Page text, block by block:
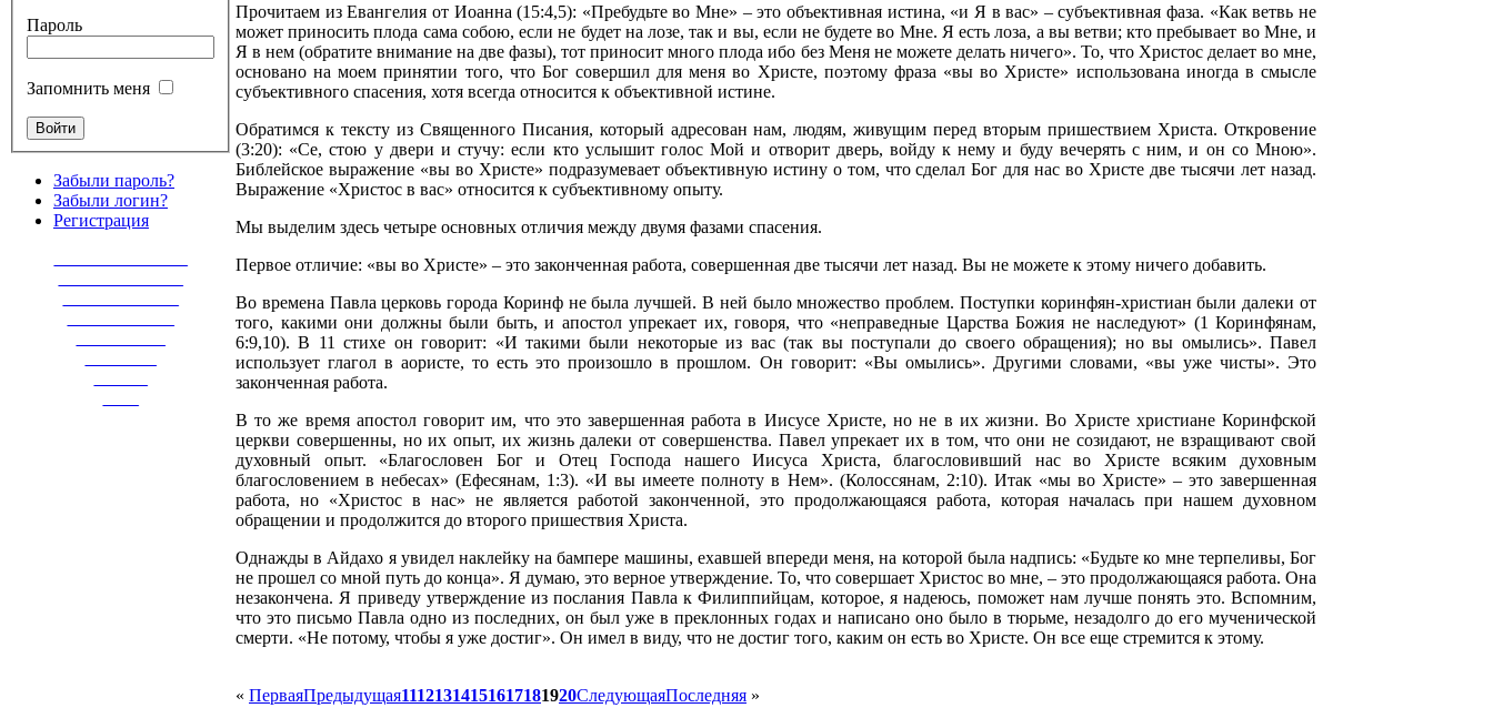
Пароль
Запомнить меня
Забыли пароль?
Забыли логин?
Регистрация
Прочитаем из Евангелия от Иоанна (15:4,5): «Пребудьте во Мне» – это объективная истина, «и Я в вас» – субъективная фаза. «Как ветвь не
может приносить плода сама собою, если не будет на лозе, так и вы, если не будете во Мне. Я есть лоза, а вы ветви; кто пребывает во Мне, и
Я в нем (обратите внимание на две фазы), тот приносит много плода ибо без Меня не можете делать ничего». То, что Христос делает во мне,
основано на моем принятии того, что Бог совершил для меня во Христе, поэтому фраза «вы во Христе» использована иногда в смысле
субъективного спасения, хотя всегда относится к объективной истине.
Обратимся к тексту из Священного Писания, который адресован нам, людям, живущим перед вторым пришествием Христа. Откровение
(3:20): «Се, стою у двери и стучу: если кто услышит голос Мой и отворит дверь, войду к нему и буду вечерять с ним, и он со Мною».
Библейское выражение «вы во Христе» подразумевает объективную истину о том, что сделал Бог для нас во Христе две тысячи лет назад.
Выражение «Христос в вас» относится к субъективному опыту.
Мы выделим здесь четыре основных отличия между двумя фазами спасения.
Первое отличие: «вы во Христе» – это законченная работа, совершенная две тысячи лет назад. Вы не можете к этому ничего добавить.
Во времена Павла церковь города Коринф не была лучшей. В ней было множество проблем. Поступки коринфян-христиан были далеки от
того, какими они должны были быть, и апостол упрекает их, говоря, что «неправедные Царства Божия не наследуют» (1 Коринфянам,
6:9,10). В 11 стихе он говорит: «И такими были некоторые из вас (так вы поступали до своего обращения); но вы омылись». Павел
использует глагол в аористе, то есть это произошло в прошлом. Он говорит: «Вы омылись». Другими словами, «вы уже чисты». Это
законченная работа.
В то же время апостол говорит им, что это завершенная работа в Иисусе Христе, но не в их жизни. Во Христе христиане Коринфской
церкви совершенны, но их опыт, их жизнь далеки от совершенства. Павел упрекает их в том, что они не созидают, не взращивают свой
духовный опыт. «Благословен Бог и Отец Господа нашего Иисуса Христа, благословивший нас во Христе всяким духовным
благословением в небесах» (Ефесянам, 1:3). «И вы имеете полноту в Нем». (Колоссянам, 2:10). Итак «мы во Христе» – это завершенная
работа, но «Христос в нас» не является работой законченной, это продолжающаяся работа, которая началась при нашем духовном
обращении и продолжится до второго пришествия Христа.
Однажды в Айдахо я увидел наклейку на бампере машины, ехавшей впереди меня, на которой была надпись: «Будьте ко мне терпеливы, Бог
не прошел со мной путь до конца». Я думаю, это верное утверждение. То, что совершает Христос во мне, – это продолжающаяся работа. Она
незакончена. Я приведу утверждение из послания Павла к Филиппийцам, которое, я надеюсь, поможет нам лучше понять это. Вспомним,
что это письмо Павла одно из последних, он был уже в преклонных годах и написано оно было в тюрьме, незадолго до его мученической
смерти. «Не потому, чтобы я уже достиг». Он имел в виду, что не достиг того, каким он есть во Христе. Он все еще стремится к этому.
« ПерваяПредыдущая11121314151617181920СледующаяПоследняя »